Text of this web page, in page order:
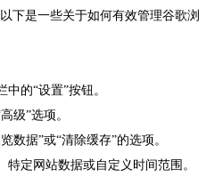
下是一些关于如何有效管理谷歌浏
的“设置”按钮。
级”选项。
数据”或“清除缓存”的选项。
定网站数据或自定义时间范围。